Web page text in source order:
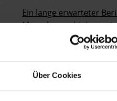
Über Cookies
Ein lange erwarteter
Vorwürfe gegen China.